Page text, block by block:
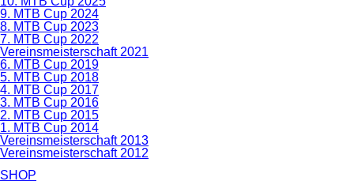
9. MTB Cup 2024
8. MTB Cup 2023
7. MTB Cup 2022
Vereinsmeisterschaft 2021
6. MTB Cup 2019
5. MTB Cup 2018
4. MTB Cup 2017
3. MTB Cup 2016
2. MTB Cup 2015
1. MTB Cup 2014
Vereinsmeisterschaft 2013
Vereinsmeisterschaft 2012
SHOP